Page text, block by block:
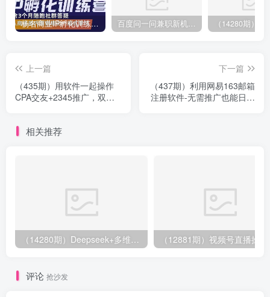
杨名商业IP孵化训练营，从商业到内容到转化一站式学 价值5980元 百度问一问兼职新机遇，单号日赚百元，批量操作收入翻倍
上一篇
（435期）用软件一起操作
CPA交友+2345推广，双效
下一篇
（437期）利用网易163邮箱
注册软件-无需推广也能日赚
相关推荐
（14280期）Deepseek+多维表格，银行营销新利器，深度解析应用策略，提升营销效果
评论 抢沙发